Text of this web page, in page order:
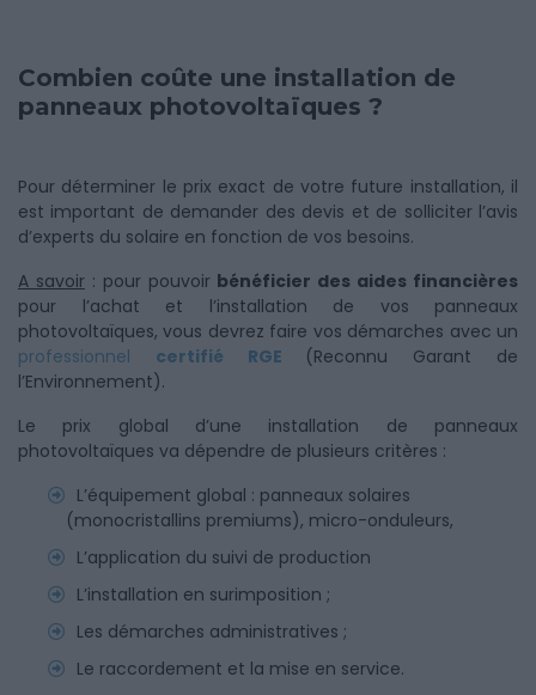
Combien coûte une installation de
panneaux photovoltaïques ?
Pour déterminer le prix exact de votre future installation, il
est important de demander des devis et de solliciter l’avis
d’experts du solaire en fonction de vos besoins.
A savoir: pour pouvoir bénéficier des aides financières
pour l’achat et l’installation de vos panneaux
photovoltaïques, vous devrez faire vos démarches avec un
professionnel certifié RGE
(Reconnu Garant de
l’Environnement).
Le prix global d’une installation de panneaux
photovoltaïques va dépendre de plusieurs critères :
L’équipement global : panneaux solaires
(monocristallins premiums), micro-onduleurs,
L’application du suivi de production
L’installation en surimposition ;
Les démarches administratives ;
Le raccordement et la mise en service.